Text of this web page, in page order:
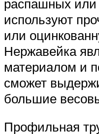
распашных или
используют
или
Нержавейка
материалом и
сможет
большие
Профильная